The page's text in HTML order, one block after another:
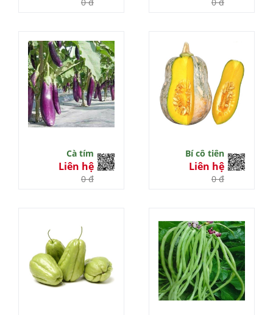
Cà tím
Liên hệ
0 đ
Bí cô tiên
Liên hệ
0 đ